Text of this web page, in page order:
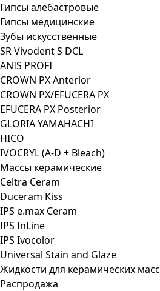
Гипсы алебастровые
Гипсы медицинские
Зубы искусственные
SR Vivodent S DCL
ANIS PROFI
CROWN PX Anterior
CROWN PX/EFUCERA PX
EFUCERA PX Posterior
GLORIA YAMAHACHI
HICO
IVOCRYL (A-D + Bleach)
Массы керамические
Celtra Ceram
Duceram Kiss
IPS e.max Ceram
IPS InLine
IPS Ivocolor
Universal Stain and Glaze
Жидкости для керамических масс
Распродажа